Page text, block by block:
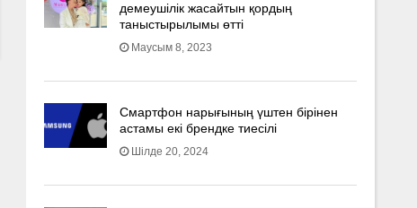
демеушілік жасайтын қордың
таныстырылымы өтті
Маусым 8, 2023
Смартфон нарығының үштен бірінен
астамы екі брендке тиесілі
Шілде 20, 2024